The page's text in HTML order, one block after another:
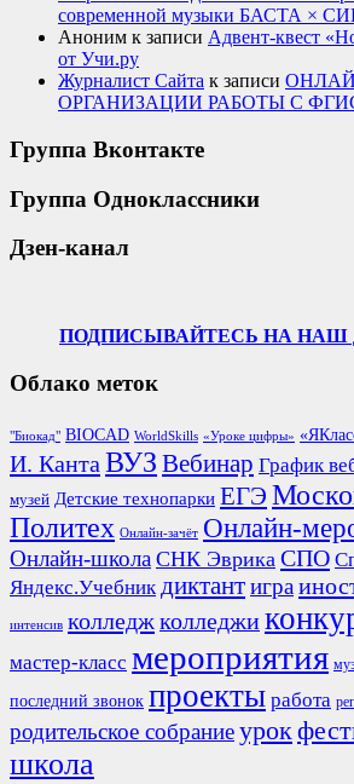
современной музыки БАСТА ×
Аноним к записи Адвент-квест
от Учи.ру
Журналист Сайта к записи
ОРГАНИЗАЦИИ РАБОТЫ С
Группа Вконтакте
Группа Одноклассники
Дзен-канал
ПОДПИСЫВАЙТЕСЬ НА НАШ
Облако меток
"Биокад" BIOCAD WorldSkills «Уроке цифры»
И. КантаВУЗ Вебинар График
музей Детские технопарки ЕГЭ
Политех Онлайн-зачёт Онлайн-
Онлайн-школа СНК Эврика СПО
Яндекс.Учебник диктантигра
интенсив колледжколледжи
мастер-класс мероприятия
последний звонок проекты работа
родительское собраниеурок
школа